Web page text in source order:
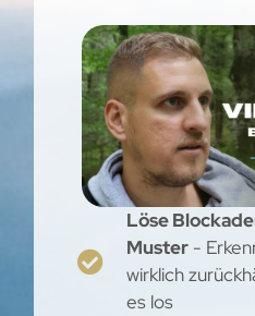
Löse
Muster-
wirklich
es los